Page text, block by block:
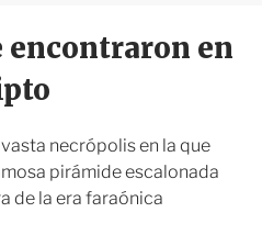
a
s
i
encontraron en
necrópolis en la que
pirámide escalonada
de la era faraónica